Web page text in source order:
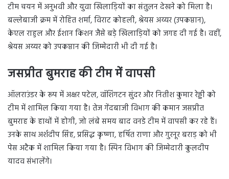
टीम चयन में अनुभवी और युवा खिलाड़ियों का संतुलन देखने को मिला है।
बल्लेबाजी क्रम में रोहित शर्मा, विराट कोहली, श्रेयस अय्यर (उपकप्तान),
केएल राहुल और ईशान किशन जैसे बड़े खिलाड़ियों को जगह दी गई है। वहीं,
श्रेयस अय्यर को उपकप्तान की जिम्मेदारी भी दी गई है।
जसप्रीत बुमराह की टीम में वापसी
ऑलराउंडर के रूप में अक्षर पटेल, वॉशिंगटन सुंदर और नितीश कुमार रेड्डी को
टीम में शामिल किया गया है। तेज गेंदबाजी विभाग की कमान जसप्रीत
बुमराह के हाथों में होगी, जो लंबे समय बाद वनडे टीम में वापसी कर रहे हैं।
उनके साथ अर्शदीप सिंह, प्रसिद्ध कृष्णा, हर्षित राणा और गुरनूर बराड़ को भी
पेस अटैक में शामिल किया गया है। स्पिन विभाग की जिम्मेदारी कुलदीप
यादव संभालेंगे।